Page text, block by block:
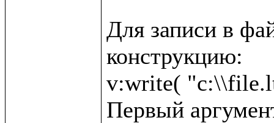
Для записи в
конструкцию:
v:write(
Первый